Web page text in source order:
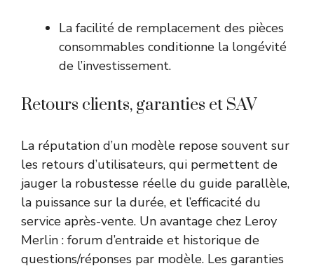
La facilité de remplacement des pièces
consommables conditionne la longévité
de l’investissement.
Retours clients, garanties et SAV
La réputation d’un modèle repose souvent sur
les retours d’utilisateurs, qui permettent de
jauger la robustesse réelle du guide parallèle,
la puissance sur la durée, et l’efficacité du
service après-vente. Un avantage chez Leroy
Merlin : forum d’entraide et historique de
questions/réponses par modèle. Les garanties